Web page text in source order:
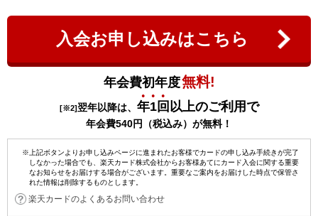
入会お申し込みはこちら
年会費初年度無料!
[※2]翌年以降は、 年1回 以上のご利用で
年会費540円（税込み）が無料！
※上記ボタンよりお申し込みページに進まれたお客様でカードの申し込み手続きが完了
しなかった場合でも、楽天カード株式会社からお客様あてにカード入会に関する重要
なお知らせをお届けする場合がございます。重要なご案内をお届けした時点で保管さ
れた情報は削除するものとします。
楽天カードのよくあるお問い合わせ